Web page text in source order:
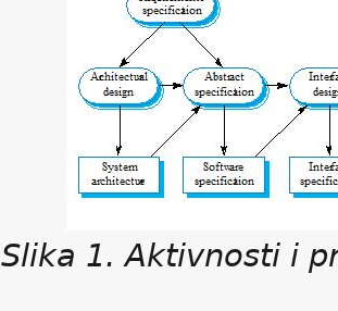
Slika 1. Aktivnosti i